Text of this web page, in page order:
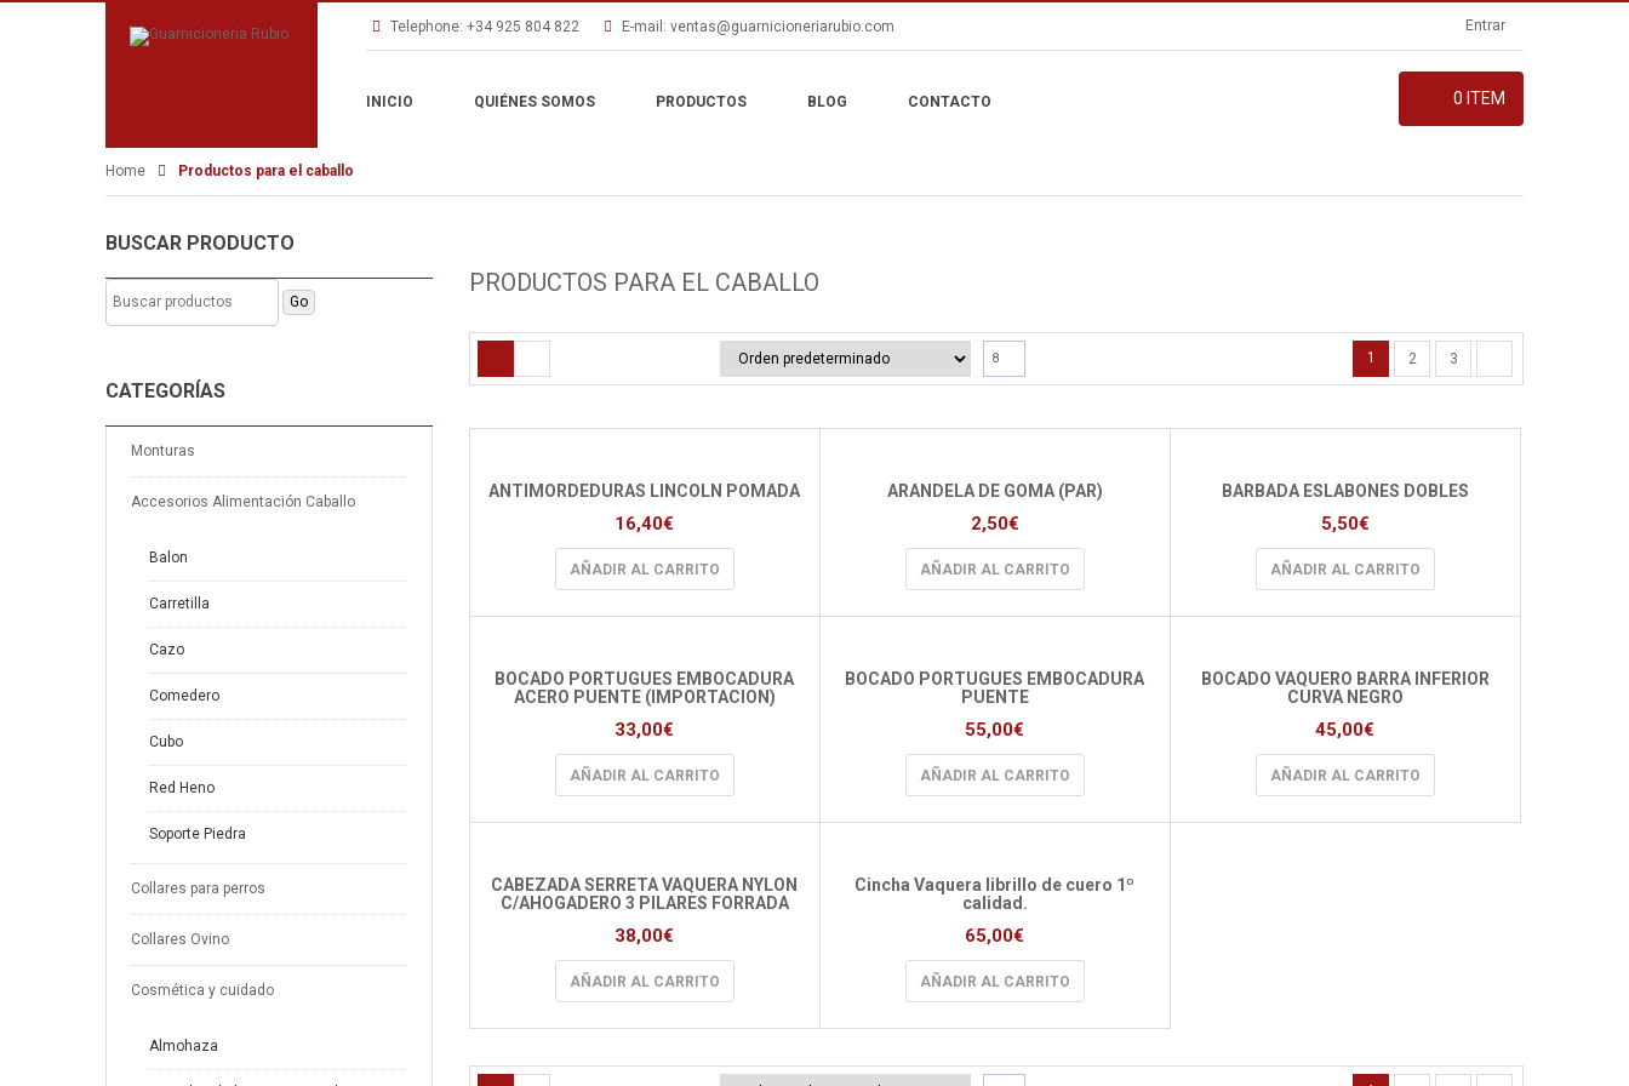
Telephone: +34 925 804 822 E-mail: ventas@guarnicioneriarubio.com Entrar
INICIO QUIÉNES SOMOS PRODUCTOS BLOG CONTACTO 0 ITEM
Home Productos para el caballo
BUSCAR PRODUCTO
CATEGORÍAS
Monturas
Accesorios Alimentación Caballo
Balon
Carretilla
Cazo
Comedero
Cubo
Red Heno
Soporte Piedra
Collares para perros
Collares Ovino
Cosmética y cuidado
Almohaza
PRODUCTOS PARA EL CABALLO
8 1 2 3
ANTIMORDEDURAS LINCOLN POMADA
16,40€
AÑADIR AL CARRITO
ARANDELA DE GOMA (PAR)
2,50€
AÑADIR AL CARRITO
BARBADA ESLABONES DOBLES
5,50€
AÑADIR AL CARRITO
BOCADO PORTUGUES EMBOCADURA
ACERO PUENTE (IMPORTACION)
33,00€
AÑADIR AL CARRITO
BOCADO PORTUGUES EMBOCADURA
PUENTE
55,00€
AÑADIR AL CARRITO
BOCADO VAQUERO BARRA INFERIOR
CURVA NEGRO
45,00€
AÑADIR AL CARRITO
CABEZADA SERRETA VAQUERA NYLON
C/AHOGADERO 3 PILARES FORRADA
38,00€
AÑADIR AL CARRITO
Cincha Vaquera librillo de cuero 1º
calidad.
65,00€
AÑADIR AL CARRITO